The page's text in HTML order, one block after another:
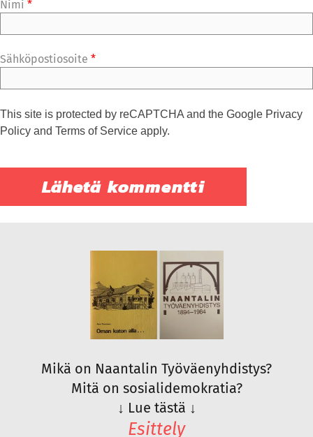
Nimi *
Sähköpostiosoite *
This site is protected by reCAPTCHA and the Google Privacy
Policy and Terms of Service apply.
Mikä on Naantalin Työväenyhdistys?
Mitä on sosialidemokratia?
↓ Lue tästä ↓
Esittely